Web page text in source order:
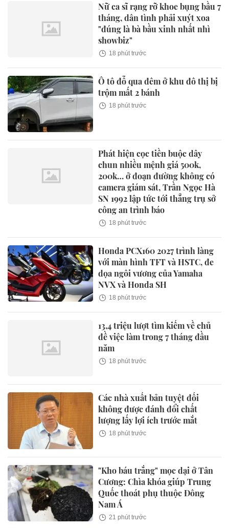
Nữ ca sĩ rạng rỡ khoe bụng bầu 7
tháng, dân tình phải xuýt xoa
"đúng là bà bầu xinh nhất nhì
showbiz"
18 phút trước
Ô tô đỗ qua đêm ở khu đô thị bị
trộm mất 2 bánh
18 phút trước
Phát hiện cọc tiền buộc dây
chun nhiều mệnh giá 500k,
200k… ở đoạn đường không có
camera giám sát, Trần Ngọc Hà
SN 1992 lập tức tới thẳng trụ sở
công an trình báo
18 phút trước
Honda PCX160 2027 trình làng
với màn hình TFT và HSTC, đe
dọa ngôi vương của Yamaha
NVX và Honda SH
18 phút trước
13,4 triệu lượt tìm kiếm về chủ
đề việc làm trong 7 tháng đầu
năm
18 phút trước
Các nhà xuất bản tuyệt đối
không được đánh đổi chất
lượng lấy lợi ích trước mắt
18 phút trước
"Kho báu trắng" mọc dại ở Tân
Cương: Chìa khóa giúp Trung
Quốc thoát phụ thuộc Đông
Nam Á
21 phút trước